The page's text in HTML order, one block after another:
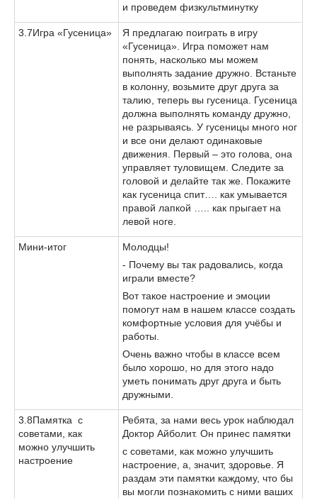
и проведем физкультминутку
3.7Игра «Гусеница»
Я предлагаю поиграть в игру
«Гусеница». Игра поможет нам
понять, насколько мы можем
выполнять задание дружно. Встаньте
в колонну, возьмите друг друга за
талию, теперь вы гусеница. Гусеница
должна выполнять команду дружно,
не разрываясь. У гусеницы много ног
и все они делают одинаковые
движения. Первый – это голова, она
управляет туловищем. Следите за
головой и делайте так же. Покажите
как гусеница спит…. как умывается
правой лапкой ….. как прыгает на
левой ноге.
Мини-итог
Молодцы!
- Почему вы так радовались, когда
играли вместе?
Вот такое настроение и эмоции
помогут нам в нашем классе создать
комфортные условия для учёбы и
работы.
Очень важно чтобы в классе всем
было хорошо, но для этого надо
уметь понимать друг друга и быть
дружными.
3.8Памятка с
советами, как
можно улучшить
настроение
Ребята, за нами весь урок наблюдал
Доктор Айболит. Он принес памятки
с советами, как можно улучшить
настроение, а, значит, здоровье. Я
раздам эти памятки каждому, что бы
вы могли познакомить с ними ваших